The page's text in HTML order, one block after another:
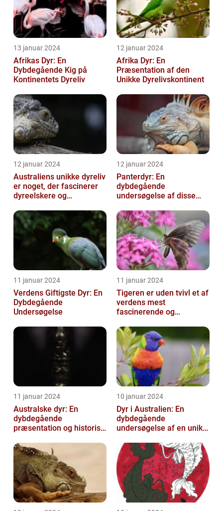
13 januar 2024
Afrikas Dyr: En
Dybdegående Kig på
Kontinentets Dyreliv
12 januar 2024
Afrika Dyr: En
Præsentation af den
Unikke Dyrelivskontinent
12 januar 2024
Australiens unikke dyreliv
er noget, der fascinerer
dyreelskere og
hele verden
12 januar 2024
Panterdyr: En
dybdegående
undersøgelse af disse
11 januar 2024
Verdens Giftigste Dyr: En
Dybdegående
Undersøgelse
11 januar 2024
Tigeren er uden tvivl et af
verdens mest
fascinerende og
11 januar 2024
Australske dyr: En
dybdegående
præsentation og historisk
10 januar 2024
Dyr i Australien: En
dybdegående
undersøgelse af en unik